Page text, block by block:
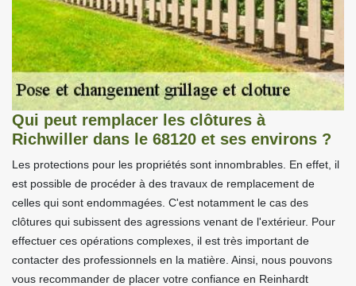
Qui peut remplacer les clôtures à
Richwiller dans le 68120 et ses environs ?
Les protections pour les propriétés sont innombrables. En effet, il
est possible de procéder à des travaux de remplacement de
celles qui sont endommagées. C'est notamment le cas des
clôtures qui subissent des agressions venant de l'extérieur. Pour
effectuer ces opérations complexes, il est très important de
contacter des professionnels en la matière. Ainsi, nous pouvons
vous recommander de placer votre confiance en Reinhardt